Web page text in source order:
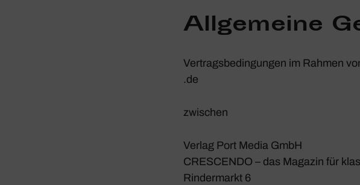
Allge­meine
Vertrags­be­din­gungen im Rahmen
.de
zwischen
Verlag Port Media GmbH
CRESCENDO – das Magazin für
Rinder­markt 6